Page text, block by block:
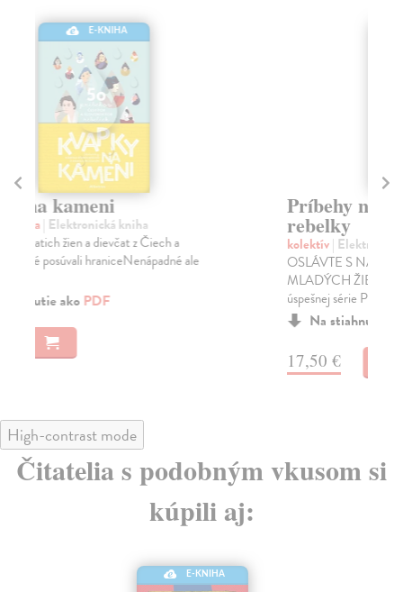
Príbehy na dobrú noc pre
rebelky
kolektív| Elektronická kniha
OSLÁVTE S NAMI ĎALŠIU GENERÁCIU
MLADÝCH ŽIEN, KTORÉ MENIA SVET! Tretí diel
úspešnej série Príbehy na...
17,50 €
High-contrast mode
Čitatelia s podobným vkusom si
kúpili aj: